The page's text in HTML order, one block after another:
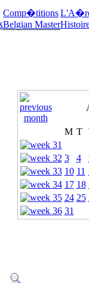
Comp�titions
Belgian Master
M T
3
4
10 11
17 18
24 25
31